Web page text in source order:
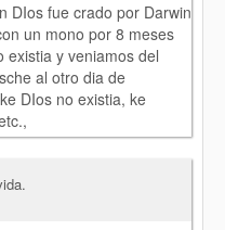
DIos fue crado por Darwin
un mono por 8 meses
existia y veniamos del
al otro dia de
DIos no existia, ke